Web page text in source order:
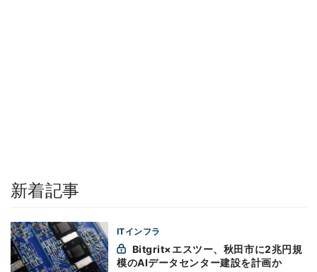
新着記事
ITインフラ
模のAIデータセンター建設を計画か